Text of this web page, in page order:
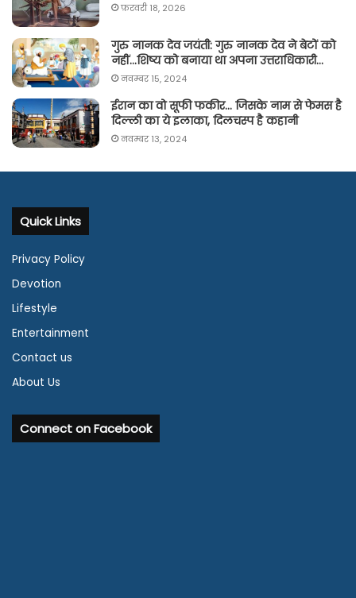
फ़रवरी 18, 2026
गुरु नानक देव जयंती: गुरु नानक देव ने बेटों को
नहीं…शिष्य को बनाया था अपना उत्तराधिकारी…
नवम्बर 15, 2024
ईरान का वो सूफी फकीर… जिसके नाम से फेमस है
दिल्ली का ये इलाका, दिलचस्प है कहानी
नवम्बर 13, 2024
Quick Links
Privacy Policy
Devotion
Lifestyle
Entertainment
Contact us
About Us
Connect on Facebook